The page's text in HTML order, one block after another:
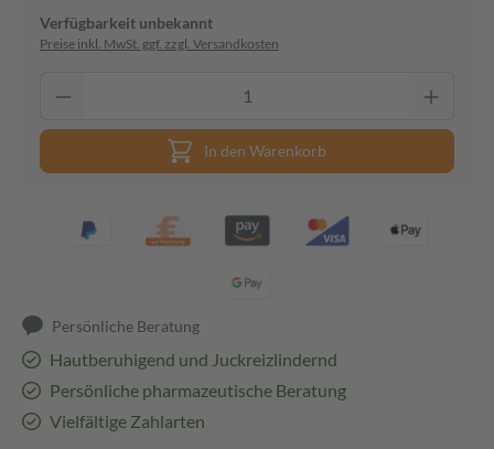
Verfügbarkeit unbekannt
Preise inkl. MwSt. ggf. zzgl. Versandkosten
In den Warenkorb
Persönliche Beratung
Hautberuhigend und Juckreizlindernd
Persönliche pharmazeutische Beratung
Vielfältige Zahlarten